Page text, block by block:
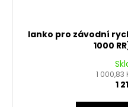
lanko pro závodní
1000
1 000,83
1